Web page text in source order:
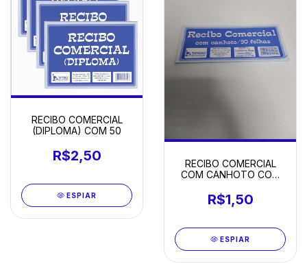
RECIBO COMERCIAL
(DIPLOMA) COM 50
R$2,50
ESPIAR
RECIBO COMERCIAL
COM CANHOTO COM
R$1,50
ESPIAR